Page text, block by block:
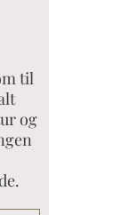
til
og